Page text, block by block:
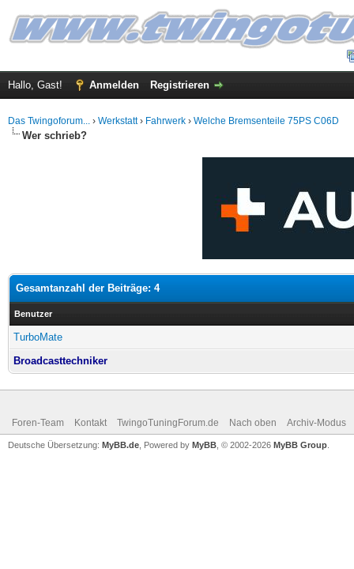
Hallo, Gast! Anmelden Registrieren
Das Twingoforum... › Werkstatt› Fahrwerk › Welche Bremsenteile 75PS C06D
Wer schrieb?
Gesamtanzahl der Beiträge: 4
Benutzer
TurboMate
Broadcasttechniker
Foren-Team Kontakt TwingoTuningForum.de Nach oben Archiv-Modus
Deutsche Übersetzung: MyBB.de , Powered by MyBB , © 2002-2026 MyBB Group